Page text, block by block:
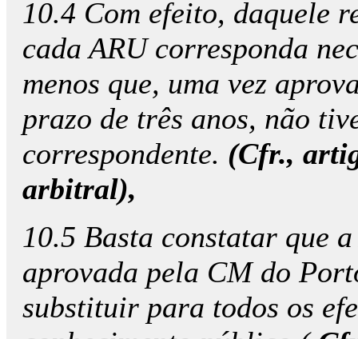
10.4 Com efeito, daquele
cada ARU corresponda
menos que, uma vez
prazo de três anos, não
correspondente. (Cfr.,
arbitral),
10.5 Basta constatar que
aprovada pela CM do
substituir para todos os